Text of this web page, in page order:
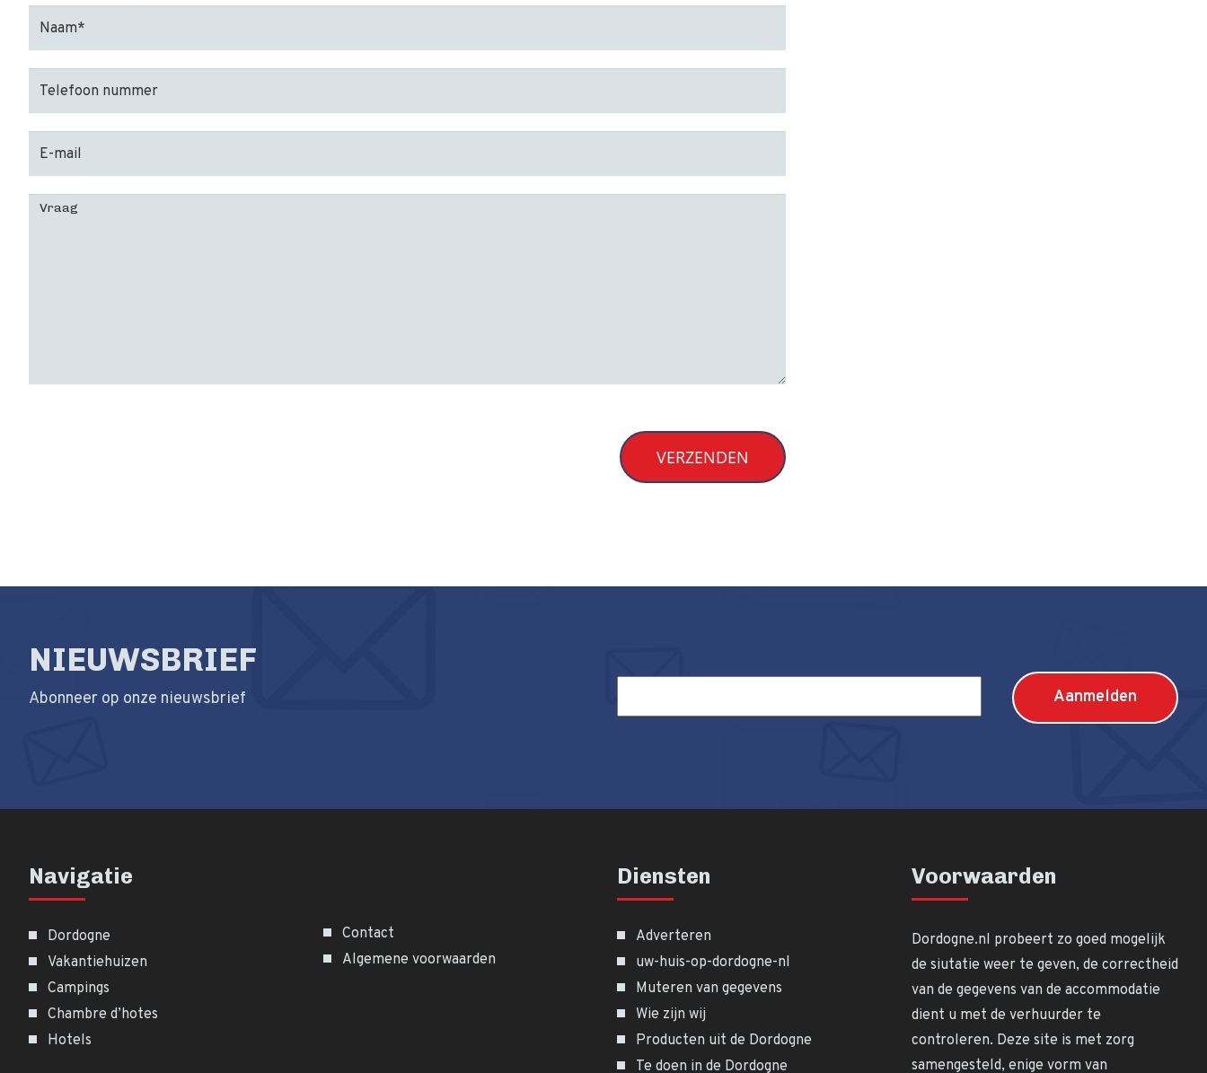
NIEUWSBRIEF
Abonneer op onze nieuwsbrief
Navigatie
Dordogne
Vakantiehuizen
Campings
Chambre d’hotes
Hotels
Contact
Algemene voorwaarden
Diensten
Adverteren
uw-huis-op-dordogne-nl
Muteren van gegevens
Wie zijn wij
Producten uit de Dordogne
Te doen in de Dordogne
Voorwaarden
Dordogne.nl probeert zo goed mogelijk
de siutatie weer te geven, de correctheid
van de gegevens van de accommodatie
dient u met de verhuurder te
controleren. Deze site is met zorg
samengesteld, enige vorm van